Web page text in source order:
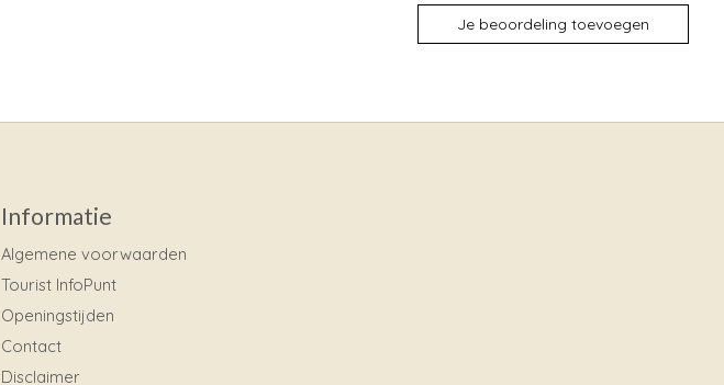
Je beoordeling toevoegen
Informatie
Algemene voorwaarden
Tourist InfoPunt
Openingstijden
Contact
Disclaimer